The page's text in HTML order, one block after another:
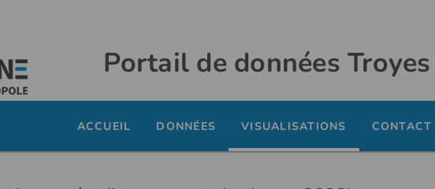
Portail de données
ACCUEIL DONNÉES VISUALISATIONS CONTACT